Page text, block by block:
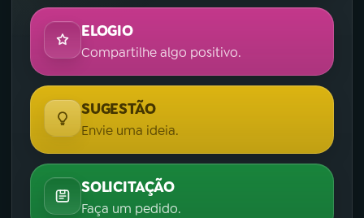
ELOGIO
Compartilhe algo positivo.
SUGESTÃO
Envie uma ideia.
SOLICITAÇÃO
Faça um pedido.